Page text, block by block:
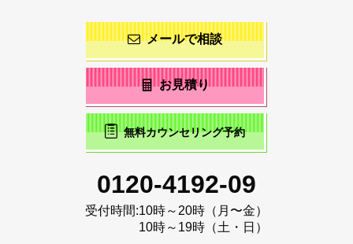
メールで相談
お見積り
無料カウンセリング予約
0120-4192-09
受付時間:10時～20時（月〜金）
10時～19時（土・日）